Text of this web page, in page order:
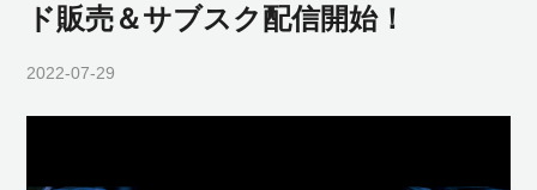
ド販売＆サブスク配信開始！
2022-07-29